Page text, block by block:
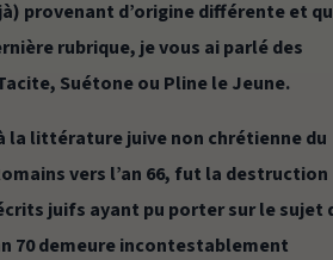
provenant d’origine différente et
rubrique, je vous ai parlé des
Suétone ou Pline le Jeune.
la littérature juive non chrétienne du
vers l’an 66, fut la destruction
juifs ayant pu porter sur le sujet
70 demeure incontestablement